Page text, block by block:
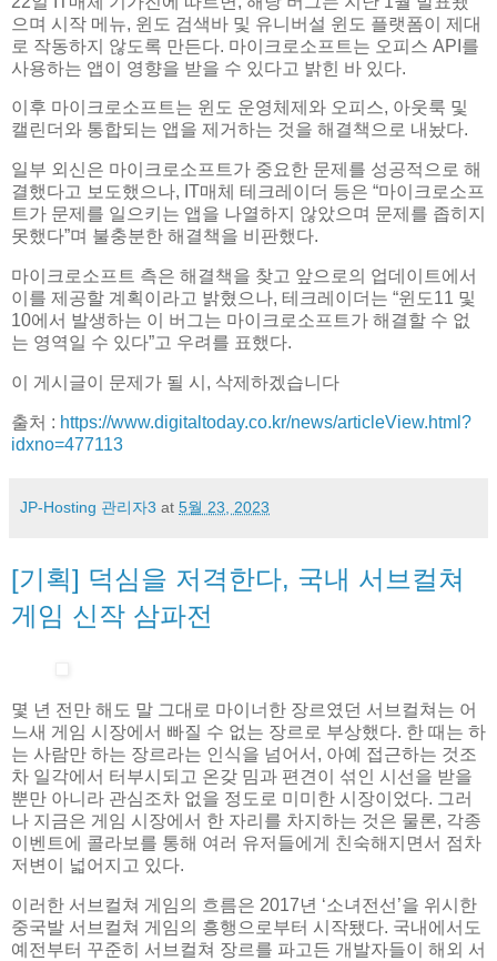
으며 시작 메뉴, 윈도 검색바 및 유니버설 윈도 플랫폼이 제대
로 작동하지 않도록 만든다. 마이크로소프트는 오피스 API를
사용하는 앱이 영향을 받을 수 있다고 밝힌 바 있다.
이후 마이크로소프트는 윈도 운영체제와 오피스, 아웃룩 및
캘린더와 통합되는 앱을 제거하는 것을 해결책으로 내놨다.
일부 외신은 마이크로소프트가 중요한 문제를 성공적으로 해
결했다고 보도했으나, IT매체 테크레이더 등은 “마이크로소프
트가 문제를 일으키는 앱을 나열하지 않았으며 문제를 좁히지
못했다”며 불충분한 해결책을 비판했다.
마이크로소프트 측은 해결책을 찾고 앞으로의 업데이트에서
이를 제공할 계획이라고 밝혔으나, 테크레이더는 “윈도11 및
10에서 발생하는 이 버그는 마이크로소프트가 해결할 수 없
는 영역일 수 있다”고 우려를 표했다.
이 게시글이 문제가 될 시, 삭제하겠습니다
출처 : https://www.digitaltoday.co.kr/news/articleView.html?
idxno=477113
JP-Hosting 관리자3 at 5월 23, 2023
[기획] 덕심을 저격한다, 국내 서브컬쳐
게임 신작 삼파전
몇 년 전만 해도 말 그대로 마이너한 장르였던 서브컬쳐는 어
느새 게임 시장에서 빠질 수 없는 장르로 부상했다. 한 때는 하
는 사람만 하는 장르라는 인식을 넘어서, 아예 접근하는 것조
차 일각에서 터부시되고 온갖 밈과 편견이 섞인 시선을 받을
뿐만 아니라 관심조차 없을 정도로 미미한 시장이었다. 그러
나 지금은 게임 시장에서 한 자리를 차지하는 것은 물론, 각종
이벤트에 콜라보를 통해 여러 유저들에게 친숙해지면서 점차
저변이 넓어지고 있다.
이러한 서브컬쳐 게임의 흐름은 2017년 ‘소녀전선’을 위시한
중국발 서브컬쳐 게임의 흥행으로부터 시작됐다. 국내에서도
예전부터 꾸준히 서브컬쳐 장르를 파고든 개발자들이 해외 서